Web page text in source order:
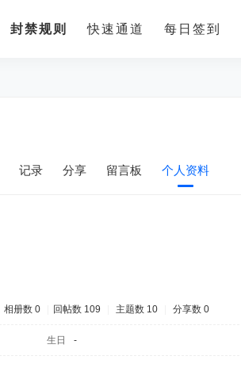
封禁规则 快速通道 每日签到
记录 分享 留言板 个人资料
相册数 0 回帖数 109 主题数 10 分享数 0
生日 -